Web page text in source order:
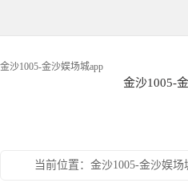
金沙1005-金沙娱场城app
金沙1005-
当前位置 ： 金沙1005-金沙娱场